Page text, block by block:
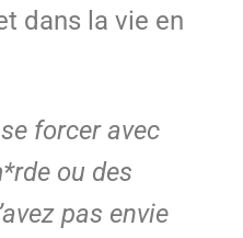
dans la vie en
forcer avec
ou des
pas envie